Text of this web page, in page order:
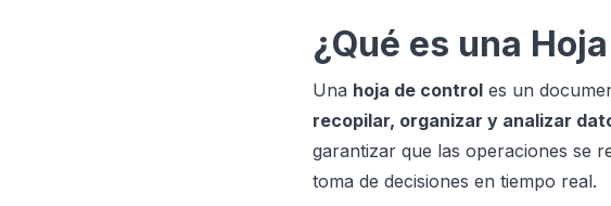
¿Qué es una
Una hoja de control es un
recopilar, organizar y analizar
garantizar que las operaciones se
toma de decisiones en tiempo real.